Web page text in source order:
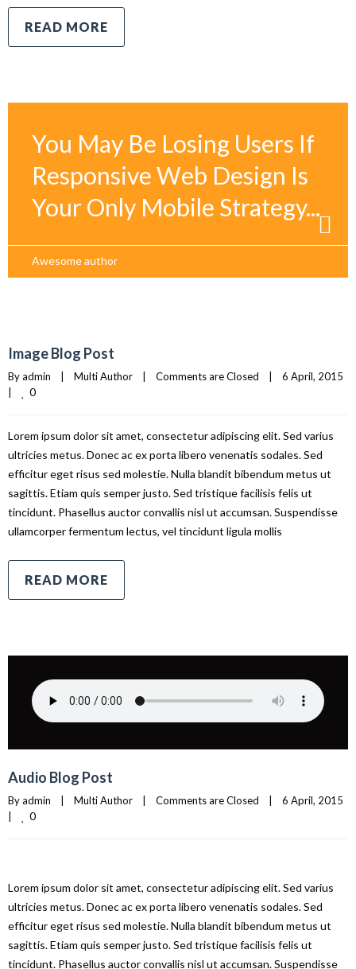
READ MORE
You May Be Losing Users If
Responsive Web Design Is
Your Only Mobile Strategy...
Awesome author
Image Blog Post
By admin Multi Author Comments are Closed
0
Lorem ipsum dolor sit amet, consectetur adipiscing elit. Sed varius
ultricies metus. Donec ac ex porta libero venenatis sodales. Sed
efficitur eget risus sed molestie. Nulla blandit bibendum metus ut
sagittis. Etiam quis semper justo. Sed tristique facilisis felis ut
tincidunt. Phasellus auctor convallis nisl ut accumsan. Suspendisse
ullamcorper fermentum lectus, vel tincidunt ligula mollis
READ MORE
Audio Blog Post
By admin Multi Author Comments are Closed
0
Lorem ipsum dolor sit amet, consectetur adipiscing elit. Sed varius
ultricies metus. Donec ac ex porta libero venenatis sodales. Sed
efficitur eget risus sed molestie. Nulla blandit bibendum metus ut
sagittis. Etiam quis semper justo. Sed tristique facilisis felis ut
tincidunt. Phasellus auctor convallis nisl ut accumsan. Suspendisse